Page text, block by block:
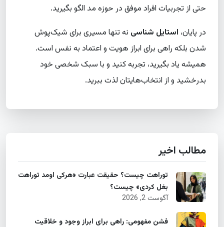
حتی از تجربیات افراد موفق در حوزه مد الگو بگیرید.
در پایان،استایل شناسینه تنها مسیری برای شیک‌پوش
شدن بلکه راهی برای ابراز هویت و اعتماد به نفس است.
همیشه یاد بگیرید، تجربه کنید و با سبک شخصی خود
بدرخشید و از انتخاب‌هایتان لذت ببرید.
مطالب اخیر
توراهت چیست؟ حقیقت عبارت «هرکی اومد توراهت
بغل کردی» چیست؟
آگوست 2, 2026
فشن مفهومی: راهی برای ابراز وجود و خلاقیت